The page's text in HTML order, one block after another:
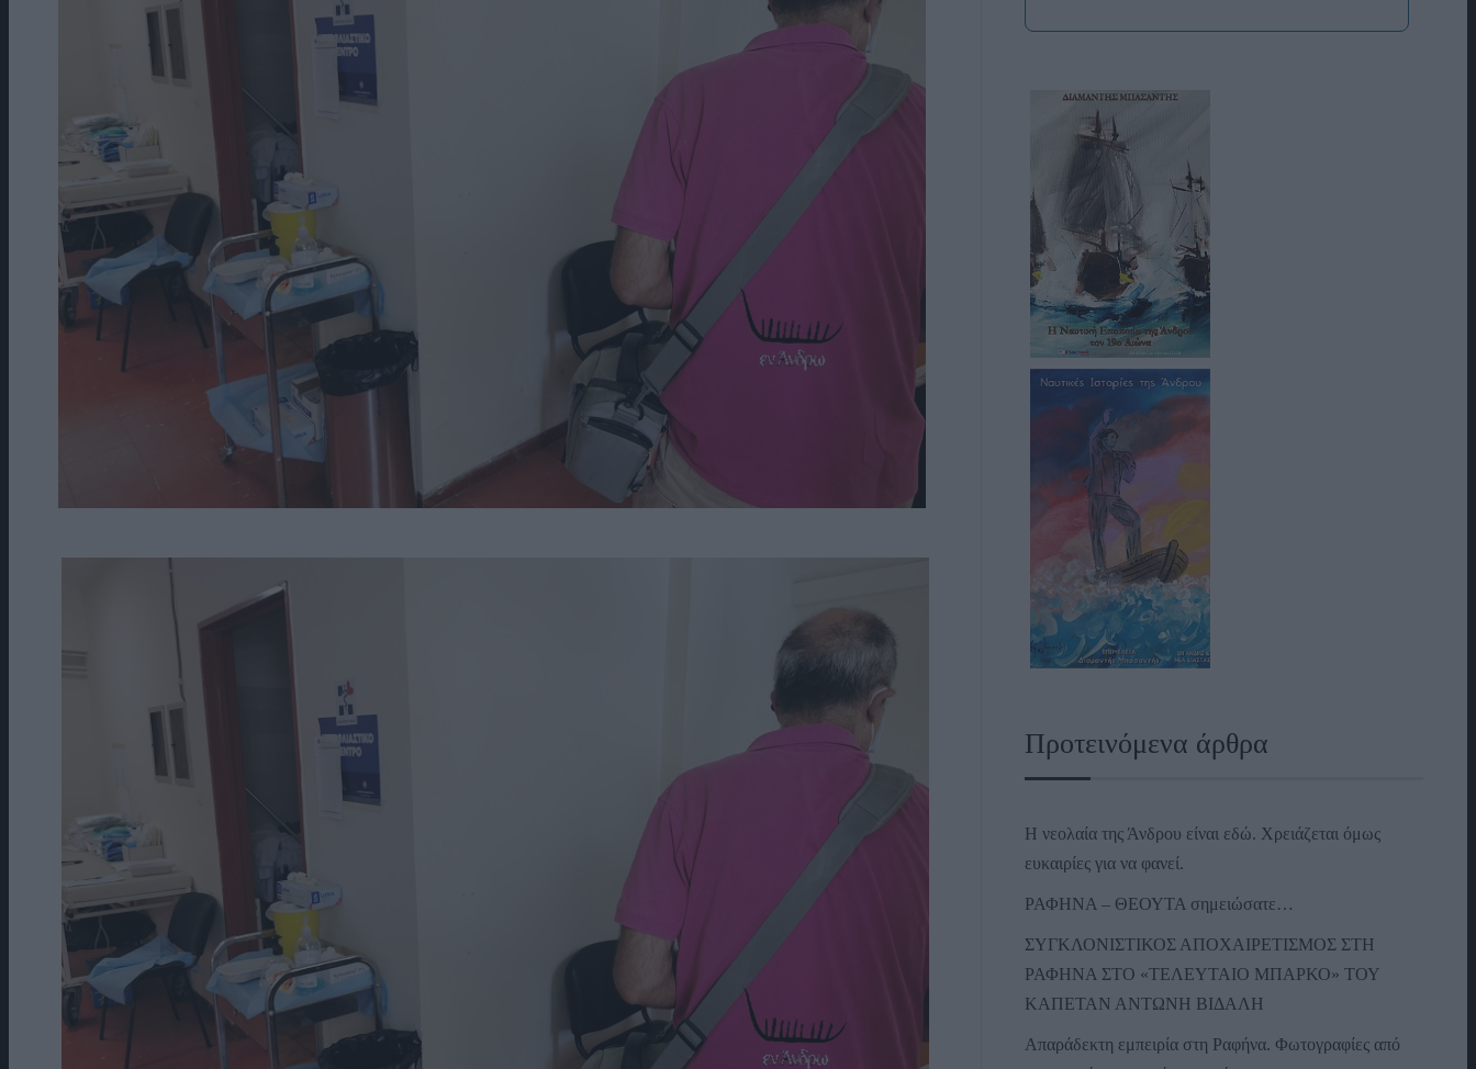
Προτεινόμενα άρθρα
Η νεολαία της Άνδρου είναι εδώ. Χρειάζεται όμως
ευκαιρίες για να φανεί.
ΡΑΦΗΝΑ – ΘΕΟΥΤΑ σημειώσατε…
ΣΥΓΚΛΟΝΙΣΤΙΚΟΣ ΑΠΟΧΑΙΡΕΤΙΣΜΟΣ ΣΤΗ
ΡΑΦΗΝΑ ΣΤΟ «ΤΕΛΕΥΤΑΙΟ ΜΠΑΡΚΟ» ΤΟΥ
ΚΑΠΕΤΑΝ ΑΝΤΩΝΗ ΒΙΔΑΛΗ
Απαράδεκτη εμπειρία στη Ραφήνα. Φωτογραφίες από